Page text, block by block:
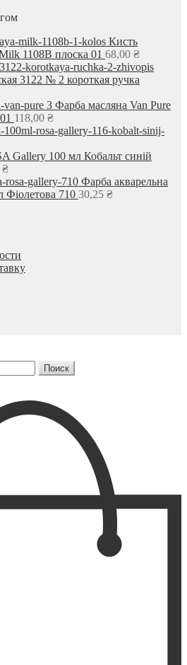
Кисть
1108B плоска 01 68,00 ₴
3122 № 2 короткая ручка
Фарба масляна Van Pure
118,00 ₴
Gallery 100 мл Кобальт синій
₴
Фарба акварельна
Фіолетова 710 30,25 ₴
Поиск